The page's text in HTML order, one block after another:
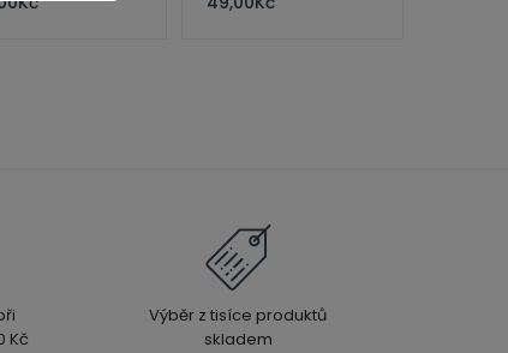
Kč
Výběr z tisíce produktů
skladem